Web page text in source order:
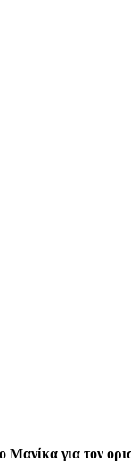
Μανίκα για τον